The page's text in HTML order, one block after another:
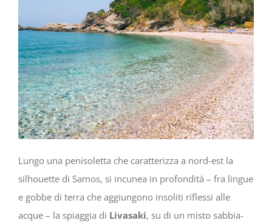
Lungo una penisoletta che caratterizza a nord-est la
silhouette di Samos, si incunea in profondità – fra lingue
e gobbe di terra che aggiungono insoliti riflessi alle
acque – la spiaggia di Livasaki, su di un misto sabbia-